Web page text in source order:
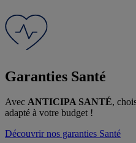
Garanties Santé
Avec ANTICIPA SANTÉ,
adapté à votre budget !
Découvrir nos garanties Santé